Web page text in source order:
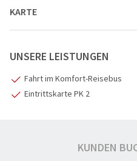
KARTE
UNSERE LEISTUNGEN
Fahrt im Komfort-Reisebus
Eintrittskarte PK 2
KUNDEN